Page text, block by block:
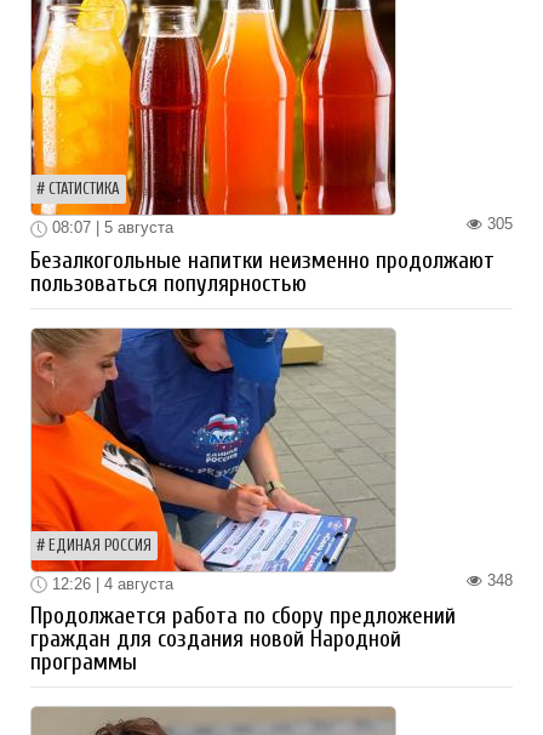
СТАТИСТИКА
305
08:07 | 5 августа
Безалкогольные напитки неизменно продолжают
пользоваться популярностью
ЕДИНАЯ РОССИЯ
348
12:26 | 4 августа
Продолжается работа по сбору предложений
граждан для создания новой Народной
программы